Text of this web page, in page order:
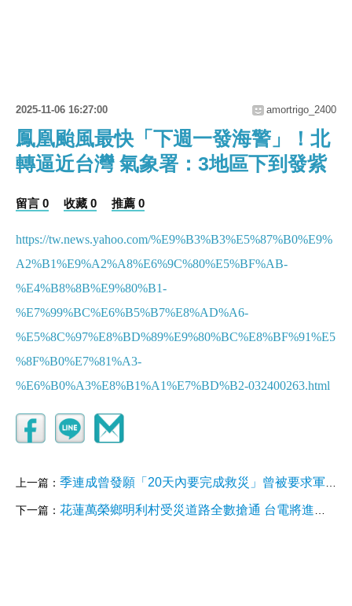
2025-11-06 16:27:00 amortrigo_2400
鳳凰颱風最快「下週一發海警」！北
轉逼近台灣 氣象署：3地區下到發紫
留言 0 收藏 0 推薦 0
https://tw.news.yahoo.com/%E9%B3%B3%E5%87%B0%E9%
A2%B1%E9%A2%A8%E6%9C%80%E5%BF%AB-
%E4%B8%8B%E9%80%B1-
%E7%99%BC%E6%B5%B7%E8%AD%A6-
%E5%8C%97%E8%BD%89%E9%80%BC%E8%BF%91%E5
%8F%B0%E7%81%A3-
%E6%B0%A3%E8%B1%A1%E7%BD%B2-032400263.html
上一篇： 季連成曾發願「20天內要完成救災」曾被要求軍方挖公墓、掃廁所？他一口拒絕無理要求！獨家揭露與徐榛蔚溝通過程！【齊有此理】
下一篇： 花蓮萬榮鄉明利村受災道路全數搶通 台電將進場協助復電